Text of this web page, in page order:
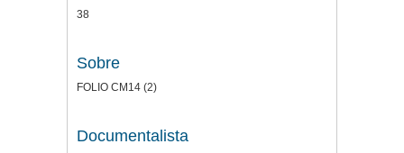
38
Sobre
FOLIO CM14 (2)
Documentalista